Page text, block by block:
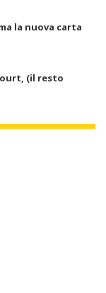
la nuova carta
(il resto